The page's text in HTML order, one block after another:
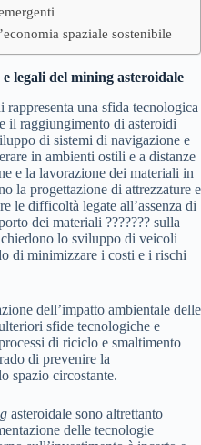
spaziale sostenibile
legali del mining asteroidale
rappresenta una sfida tecnologica
il raggiungimento di asteroidi
di sistemi di navigazione e
in ambienti ostili e a distanze
e la lavorazione dei materiali in
la progettazione di attrezzature e
le difficoltà legate all’assenza di
dei materiali ??????? sulla
lo sviluppo di veicoli
di minimizzare i costi e i rischi
dell’impatto ambientale delle
sfide tecnologiche e
di riciclo e smaltimento
di prevenire la
spazio circostante.
asteroidale sono altrettanto
delle tecnologie